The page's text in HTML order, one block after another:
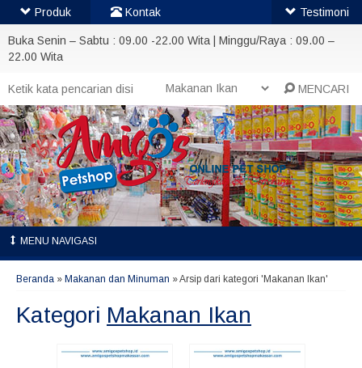
Buka Senin – Sabtu : 09.00 -22.00 Wita | Minggu/Raya : 09.00 –
22.00 Wita
MENCARI
MENU NAVIGASI
Beranda » Makanan dan Minuman »Arsip dari kategori 'Makanan Ikan'
Kategori Makanan Ikan
Produk Kontak Testimoni